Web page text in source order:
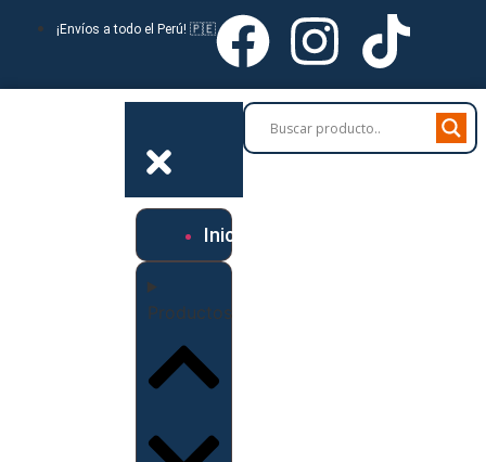
¡Envíos a todo el Perú! 🇵🇪
Inicio
Productos